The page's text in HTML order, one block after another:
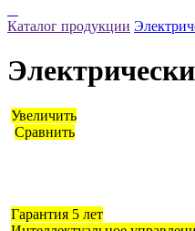
Каталог продукции
Увеличить
Сравнить
Гарантия 5 лет